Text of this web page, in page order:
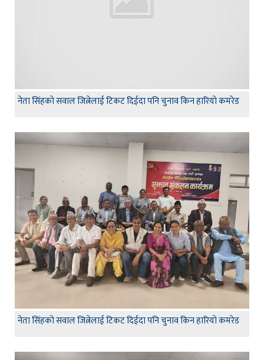
नेता सिंहकाे सवाल जित्नेलाई टिकट दिईदा पनि चुनाव किन हारियाे कमरेड
नेता सिंहकाे सवाल जित्नेलाई टिकट दिईदा पनि चुनाव किन हारियाे कमरेड